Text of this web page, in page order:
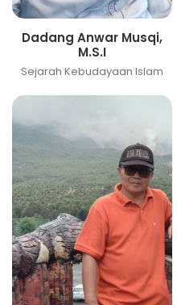
Dadang Anwar Musqi,
M.S.I
Sejarah Kebudayaan Islam